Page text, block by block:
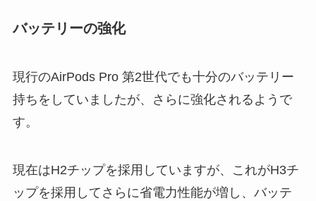
バッテリーの強化
現行のAirPods Pro 第2世代でも十分のバッテリー
持ちをしていましたが、さらに強化されるようで
す。
現在はH2チップを採用していますが、これがH3チ
ップを採用してさらに省電力性能が増し、バッテ